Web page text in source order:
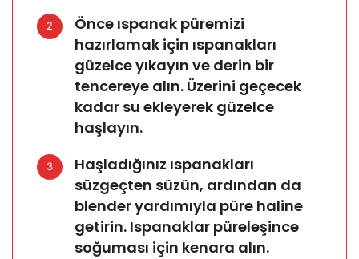
2
Önce ıspanak püremizi
hazırlamak için ıspanakları
güzelce yıkayın ve derin bir
tencereye alın. Üzerini geçecek
kadar su ekleyerek güzelce
haşlayın.
3
Haşladığınız ıspanakları
süzgeçten süzün, ardından da
blender yardımıyla püre haline
getirin. Ispanaklar püreleşince
soğuması için kenara alın.